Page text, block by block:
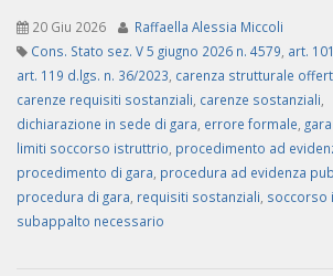
20 Giu 2026
Raffaella Alessia Miccoli
Cons. Stato sez. V 5 giugno 2026 n. 4579 art.
art. 119 d.lgs. n. 36/2023 carenza strutturale
carenze requisiti sostanziali carenze sostanziali
dichiarazione in sede di gara errore formale
limiti soccorso istruttrio procedimento ad
procedimento di gara procedura ad evidenza
procedura di gara requisiti sostanziali soccorso
subappalto necessario